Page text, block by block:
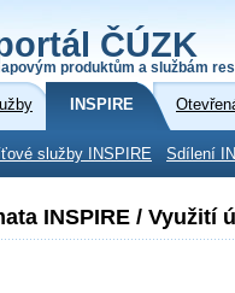
ČÚZK
produktům a službám
INSPIRE
služby INSPIRE Sdílení
INSPIRE / Využití